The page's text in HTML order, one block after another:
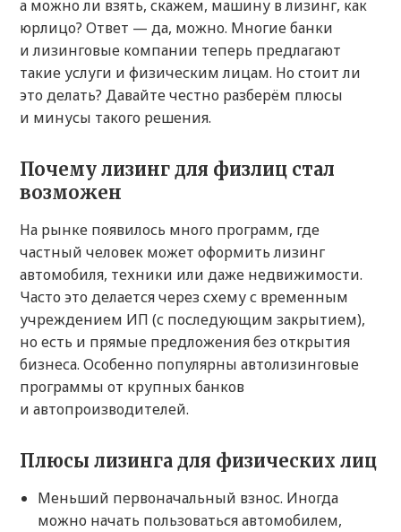
а можно ли взять, скажем, машину в лизинг, как
юрлицо? Ответ — да, можно. Многие банки
и лизинговые компании теперь предлагают
такие услуги и физическим лицам. Но стоит ли
это делать? Давайте честно разберём плюсы
и минусы такого решения.
Почему лизинг для физлиц стал
возможен
На рынке появилось много программ, где
частный человек может оформить лизинг
автомобиля, техники или даже недвижимости.
Часто это делается через схему с временным
учреждением ИП (с последующим закрытием),
но есть и прямые предложения без открытия
бизнеса. Особенно популярны автолизинговые
программы от крупных банков
и автопроизводителей.
Плюсы лизинга для физических лиц
Меньший первоначальный взнос. Иногда
можно начать пользоваться автомобилем,